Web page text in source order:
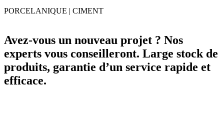
PORCELANIQUE CIMENT
Avez-vous un nouveau projet ? Nos
experts vous conseilleront. Large stock de
produits, garantie d’un service rapide et
efficace.